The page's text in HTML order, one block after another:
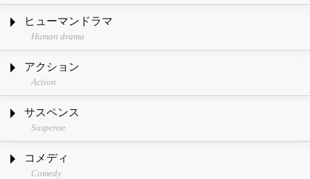
ヒューマンドラマ
Human drama
アクション
Action
サスペンス
Suspense
コメディ
Comedy